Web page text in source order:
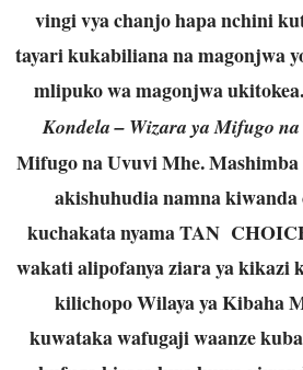
vingi vya chanjo hapa nchini
tayari kukabiliana na magonjwa
mlipuko wa magonjwa ukitokea.
Kondela – Wizara ya Mifugo
Mifugo na Uvuvi Mhe.
akishuhudia namna
kuchakata nyama TAN
wakati alipofanya ziara ya kikazi
kilichopo Wilaya ya Kibaha
kuwataka wafugaji waanze